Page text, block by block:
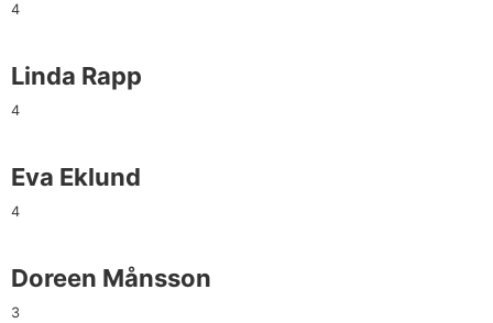
4
Linda Rapp
4
Eva Eklund
4
Doreen Månsson
3